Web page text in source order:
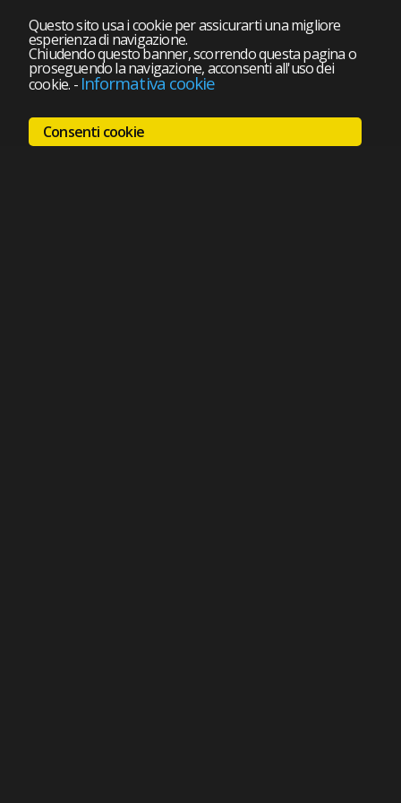
Questo sito usa i cookie per assicurarti una migliore
esperienza di navigazione.
Chiudendo questo banner, scorrendo questa pagina o
proseguendo la navigazione, acconsenti all'uso dei
cookie. - Informativa cookie
Consenti cookie